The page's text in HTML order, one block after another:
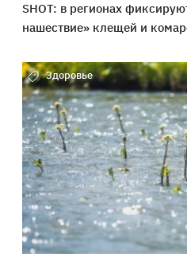
SHOT: в регионах
нашествие» клещей и
Здоровье